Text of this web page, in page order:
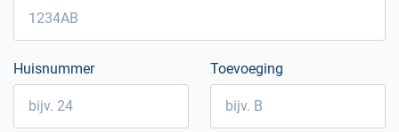
Huisnummer Toevoeging